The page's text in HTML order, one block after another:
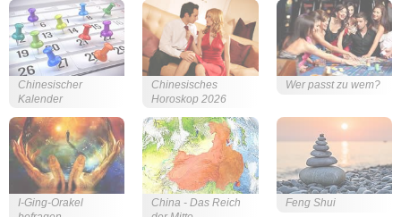
Chinesischer
Kalender
Chinesisches
Horoskop 2026
Wer passt zu wem?
I-Ging-Orakel
China - Das Reich
Feng Shui